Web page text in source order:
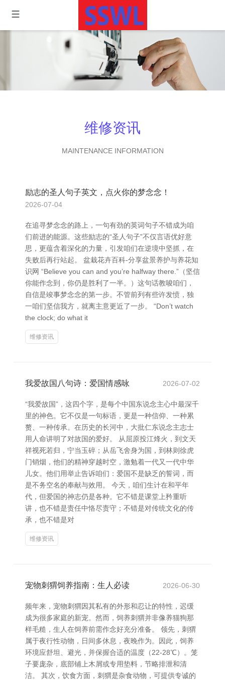
维修资讯
MAINTENANCE INFORMATION
励志的圣人句子英文，点火你的梦念念！
2026-07-04
在追寻梦念念的路上，一句有劲的英词句子不错成为咱
们前进的能源。这些励志的“圣人句子”不仅言语优好意
思，更蕴含着深化的力量，引发咱们在逆境中坚抓，在
失败后再行站起。 盆栽花卉百科-分享盆景养护与养花知
识网 “Believe you can and you’re halfway there.”（坚信
你能作念到，你仍是胜利了一半。）这句话教唆咱们，
自信是竣事梦念念的第一步。不管前列有些许发愤，独
一咱们坚信我方，就离主意更近了一步。 “Don’t watch
the clock; do what it
维修资讯
我爱故国八句诗：爱国情感咏 2026-07-02
“我爱故国”，这四个字，是每个中国东说念主心中最深千
里的神色。它不仅是一句标语，更是一种信仰、一种累
赘、一种传承。在历史的长河中，大批仁东说念主志士
用人命讲明了对故国的爱好。 从屈原投江烽火，到文天
祥视死若归，宁当玉碎；从岳飞舍身为国，到林则徐虎
门销烟，他们的精神穿越时空，激勉着一代又一代中华
儿女。他们用举止告诉咱们：爱国不是缺乏的誓词，而
是不务空名的奉献与效用。 今天，咱们生计在和平年
代，但爱国的神志仍是各种。它不错是课堂上矜重听
讲，也不错是责任中恪尽责守；不错是对传统文化的传
承，也不错是对
维修资讯
宠物刺猬饲养指南：生人必读 2026-06-30
频年来，宠物刺猬因其私有的外形和忍让的特性，迟缓
成为很多家庭的新宠。然而，饲养刺猬并非像养猫狗那
样毛糙，生人在饲养前需作念好充分准备。 领先，刺猬
属于夜行性动物，日间多休息，夜晚作为。因此，饲养
环境应舒坦、避光，并保握合适的温度（22-28℃）。笼
子要庞杂，底部铺上木屑或专用垫料，节略排泄和清
洁。 其次，饮食方面，刺猬是杂食动物，可提供专诚的